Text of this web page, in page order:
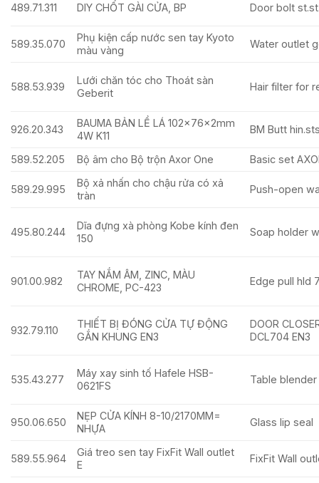
489.71.311 DIY CHỐT GÀI CỬA, BP Door bolt
589.35.070
Phụ kiện cấp nước sen tay Kyoto
màu vàng
Water outlet
588.53.939
Lưới chăn tóc cho Thoát sàn
Geberit
Hair filter for
926.20.343
BAUMA BẢN LỀ LÁ 102x76x2mm
4W K11
BM Butt
589.52.205 Bộ âm cho Bộ trộn Axor One Basic set
589.29.995
Bộ xả nhấn cho chậu rửa có xả
tràn
Push-open
495.80.244
Dĩa đựng xà phòng Kobe kính đen
150
Soap holder
901.00.982
TAY NẮM ÂM, ZINC, MÀU
CHROME, PC-423
Edge pull hld
932.79.110
THIẾT BỊ ĐÓNG CỬA TỰ ĐỘNG
GẮN KHUNG EN3
DOOR
DCL704 EN3
535.43.277
Máy xay sinh tố Hafele HSB-
0621FS
Table
950.06.650
NẸP CỬA KÍNH 8-10/2170MM=
NHỰA
Glass lip
589.55.964
Giá treo sen tay FixFit Wall outlet
E
FixFit Wall